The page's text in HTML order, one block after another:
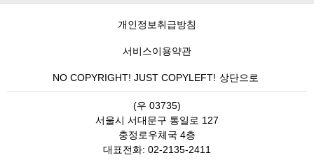
개인정보취급방침
서비스이용약관
NO COPYRIGHT! JUST COPYLEFT! 상단으로
(우 03735)
서울시 서대문구 통일로 127
충정로우체국 4층
대표전화: 02-2135-2411